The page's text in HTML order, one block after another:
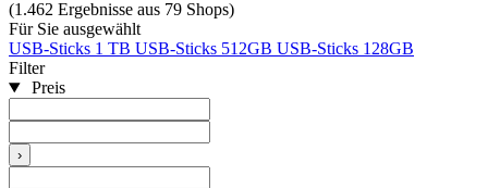
(1.462 Ergebnisse aus 79 Shops)
Für Sie ausgewählt
USB-Sticks 1 TB USB-Sticks 512GB USB-Sticks 128GB
Filter
Preis
›